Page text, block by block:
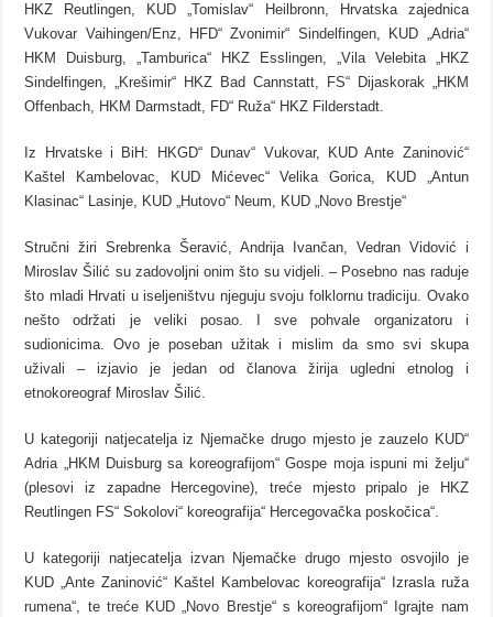
HKZ Reutlingen, KUD „Tomislav“ Heilbronn, Hrvatska zajednica
Vukovar Vaihingen/Enz, HFD“ Zvonimir“ Sindelfingen, KUD „Adria“
HKM Duisburg, „Tamburica“ HKZ Esslingen, „Vila Velebita „HKZ
Sindelfingen, „Krešimir“ HKZ Bad Cannstatt, FS“ Dijaskorak „HKM
Offenbach, HKM Darmstadt, FD“ Ruža“ HKZ Filderstadt.
Iz Hrvatske i BiH: HKGD“ Dunav“ Vukovar, KUD Ante Zaninović“
Kaštel Kambelovac, KUD Mićevec“ Velika Gorica, KUD „Antun
Klasinac“ Lasinje, KUD „Hutovo“ Neum, KUD „Novo Brestje“
Stručni žiri Srebrenka Šeravić, Andrija Ivančan, Vedran Vidović i
Miroslav Šilić su zadovoljni onim što su vidjeli. – Posebno nas raduje
što mladi Hrvati u iseljeništvu njeguju svoju folklornu tradiciju. Ovako
nešto održati je veliki posao. I sve pohvale organizatoru i
sudionicima. Ovo je poseban užitak i mislim da smo svi skupa
uživali – izjavio je jedan od članova žirija ugledni etnolog i
etnokoreograf Miroslav Šilić.
U kategoriji natjecatelja iz Njemačke drugo mjesto je zauzelo KUD“
Adria „HKM Duisburg sa koreografijom“ Gospe moja ispuni mi želju“
(plesovi iz zapadne Hercegovine), treće mjesto pripalo je HKZ
Reutlingen FS“ Sokolovi“ koreografija“ Hercegovačka poskočica“.
U kategoriji natjecatelja izvan Njemačke drugo mjesto osvojilo je
KUD „Ante Zaninović“ Kaštel Kambelovac koreografija“ Izrasla ruža
rumena“, te treće KUD „Novo Brestje“ s koreografijom“ Igrajte nam